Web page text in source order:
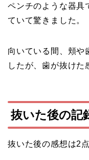
ペンチのような器具
ていて驚きました。
向いている間、頬や
したが、歯が抜けた
抜いた後の記
抜いた後の感想は2点